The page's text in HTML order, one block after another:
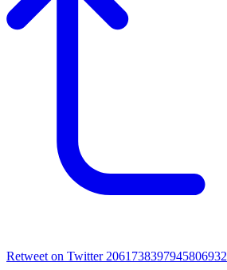
Retweet on Twitter 2061738397945806932